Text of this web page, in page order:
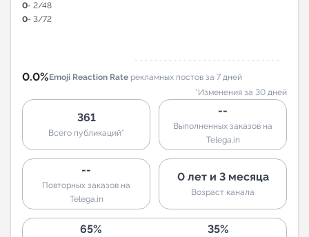
0- 2/48
0- 3/72
0.0%Emoji Reaction Rate рекламных постов за 7 дней
*Изменения за 30 дней
361
Всего публикаций*
--
Выполненных заказов на
Telega.in
--
Повторных заказов на
Telega.in
0 лет и 3 месяца
Возраст канала
65% 35%